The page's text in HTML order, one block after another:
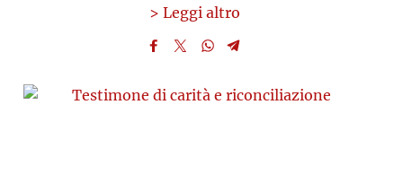
> Leggi altro